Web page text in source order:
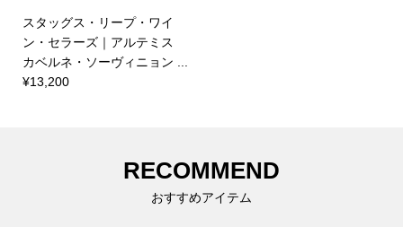
スタッグス・リープ・ワイ
ン・セラーズ｜アルテミス
カベルネ・ソーヴィニョン ...
¥13,200
RECOMMEND
おすすめアイテム